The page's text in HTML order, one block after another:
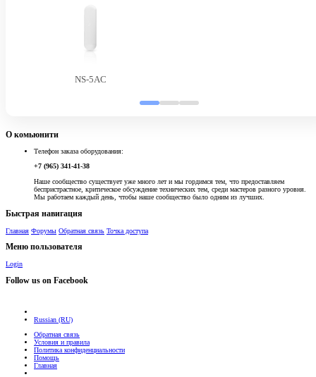
NS-5AC
О комьюнити
Телефон заказа оборудования:
+7 (965) 341-41-38
Наше сообщество существует уже много лет и мы гордимся тем, что предоставляем
беспристрастное, критическое обсуждение технических тем, среди мастеров разного уровня.
Мы работаем каждый день, чтобы наше сообщество было одним из лучших.
Быстрая навигация
Главная Форумы Обратная связь Точка доступа
Меню пользователя
Login
Follow us on Facebook
Russian (RU)
Обратная связь
Условия и правила
Политика конфиденциальности
Помощь
Главная